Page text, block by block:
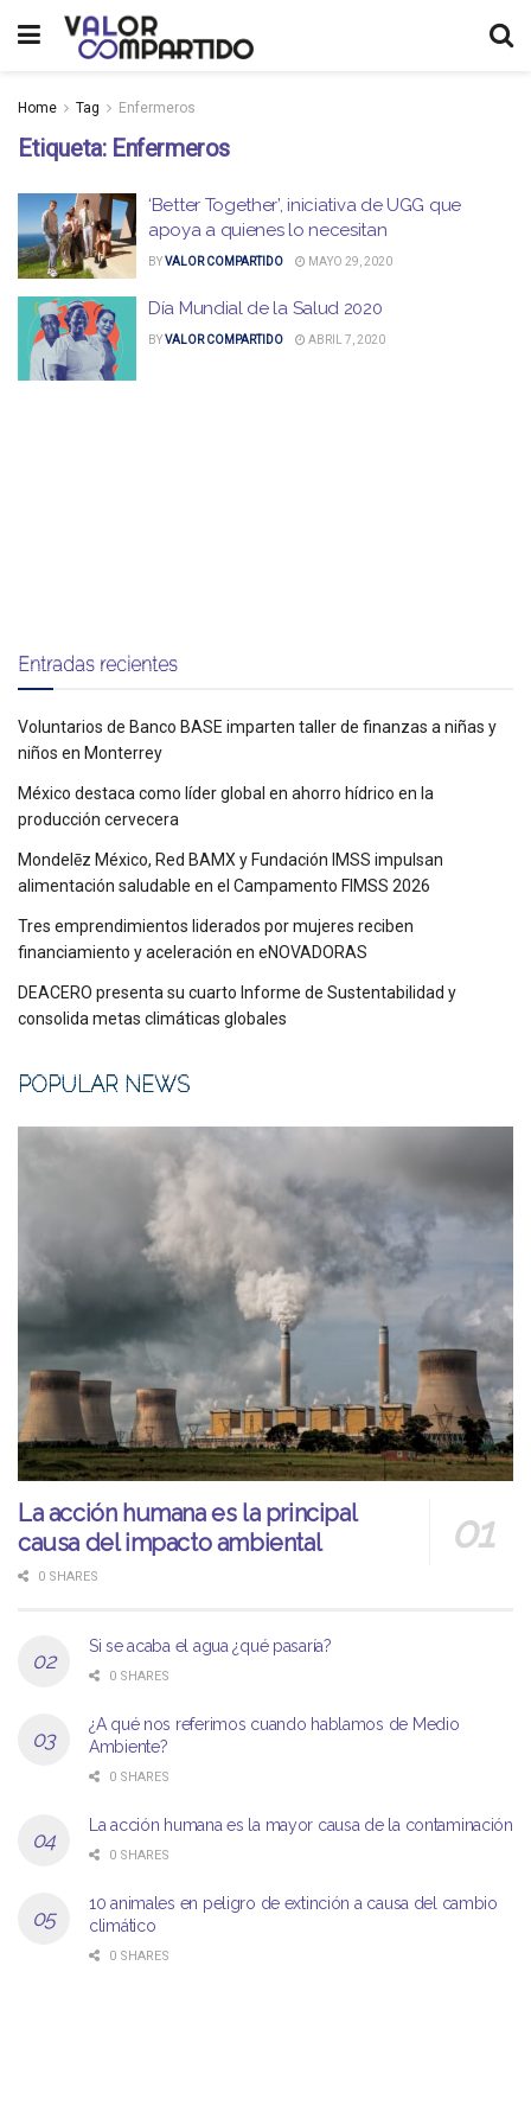
Home Tag Enfermeros
Etiqueta: Enfermeros
‘Better Together’, iniciativa de UGG que
apoya a quienes lo necesitan
BYVALOR COMPARTIDO MAYO 29, 2020
Día Mundial de la Salud 2020
BYVALOR COMPARTIDO ABRIL 7, 2020
Entradas recientes
Voluntarios de Banco BASE imparten taller de finanzas a niñas y
niños en Monterrey
México destaca como líder global en ahorro hídrico en la
producción cervecera
Mondelēz México, Red BAMX y Fundación IMSS impulsan
alimentación saludable en el Campamento FIMSS 2026
Tres emprendimientos liderados por mujeres reciben
financiamiento y aceleración en eNOVADORAS
DEACERO presenta su cuarto Informe de Sustentabilidad y
consolida metas climáticas globales
POPULAR NEWS
La acción humana es la principal
causa del impacto ambiental
0 SHARES
Si se acaba el agua ¿qué pasaría?
0 SHARES
¿A qué nos referimos cuando hablamos de Medio
Ambiente?
0 SHARES
La acción humana es la mayor causa de la contaminación
0 SHARES
10 animales en peligro de extinción a causa del cambio
climático
0 SHARES